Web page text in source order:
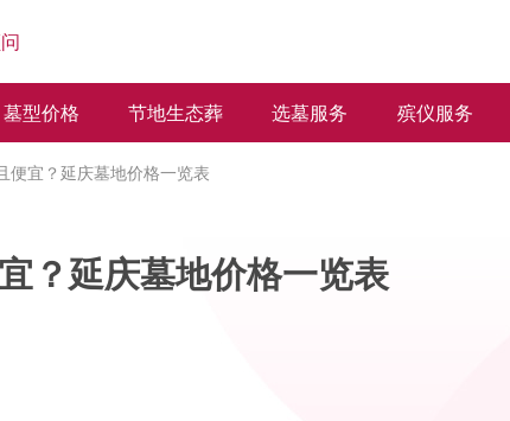
墓型价格 节地生态葬 选墓服务 殡仪服务
便宜？延庆墓地价格一览表
？延庆墓地价格一览表